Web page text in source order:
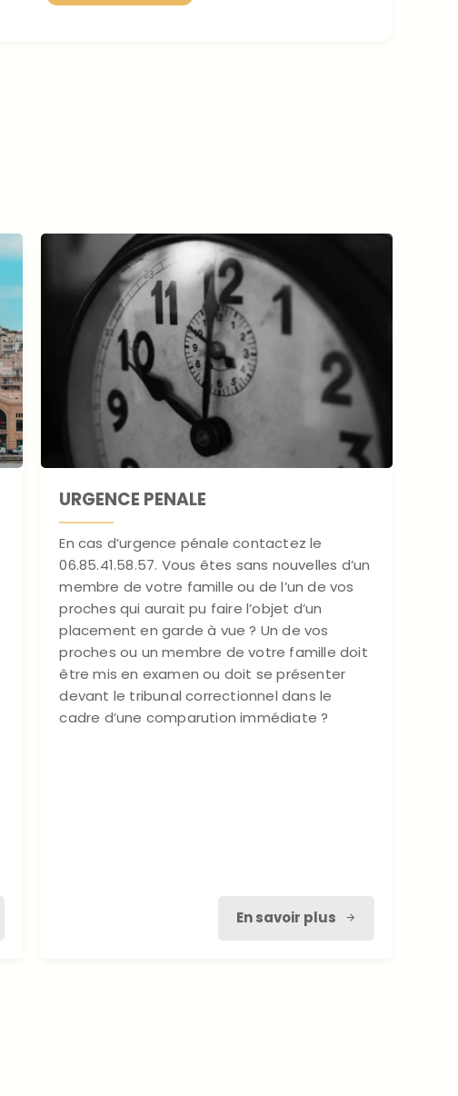
URGENCE PENALE
En cas d’urgence pénale contactez le
06.85.41.58.57. Vous êtes sans nouvelles d’un
membre de votre famille ou de l’un de vos
proches qui aurait pu faire l’objet d’un
placement en garde à vue ? Un de vos
proches ou un membre de votre famille doit
être mis en examen ou doit se présenter
devant le tribunal correctionnel dans le
cadre d’une comparution immédiate ?
En savoir plus